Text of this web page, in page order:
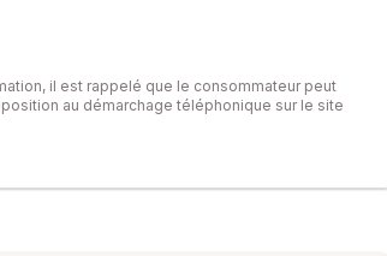
il est rappelé que le consommateur peut
au démarchage téléphonique sur le site